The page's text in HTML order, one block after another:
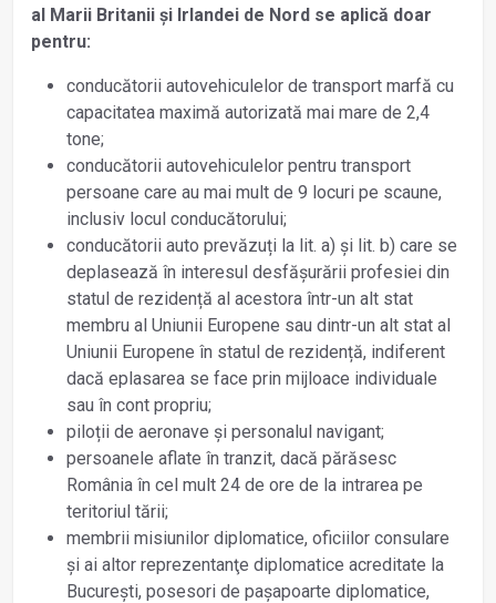
al Marii Britanii și Irlandei de Nord se aplică doar
pentru:
conducătorii autovehiculelor de transport marfă cu
capacitatea maximă autorizată mai mare de 2,4
tone;
conducătorii autovehiculelor pentru transport
persoane care au mai mult de 9 locuri pe scaune,
inclusiv locul conducătorului;
conducătorii auto prevăzuți la lit. a) şi lit. b) care se
deplasează în interesul desfășurării profesiei din
statul de rezidență al acestora într-un alt stat
membru al Uniunii Europene sau dintr-un alt stat al
Uniunii Europene în statul de rezidență, indiferent
dacă eplasarea se face prin mijloace individuale
sau în cont propriu;
piloții de aeronave şi personalul navigant;
persoanele aflate în tranzit, dacă părăsesc
România în cel mult 24 de ore de la intrarea pe
teritoriul tării;
membrii misiunilor diplomatice, oficiilor consulare
şi ai altor reprezentanţe diplomatice acreditate la
Bucureşti, posesori de paşapoarte diplomatice,